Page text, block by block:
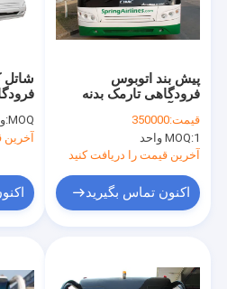
شاتل
MOQ:
آخرین
پیش بند اتوبوس
فرودگاهی تارمک بدنه
قیمت:350000
MOQ:1 واحد
آخرین قیمت را دریافت کنید
اکنون تماس بگیرید